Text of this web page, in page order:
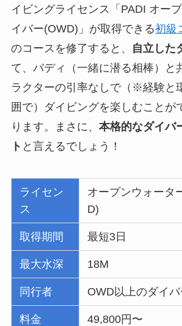
イビングライセンス「PADI オー
イバー(OWD)」が取得できる初級
のコースを修了すると、
自立した
て、バディ（一緒に潜る相棒）と
ラクターの引率なしで（※経験と
囲で）ダイビングを楽しむことが
ります。まさに、 本格的なダイバ
ト と言えるでしょう！
ライセン
ス
オープンウォータ
D)
取得期間 最短3日
最大水深 18M
同行者 OWD以上のダイバ
料金 49,800円〜